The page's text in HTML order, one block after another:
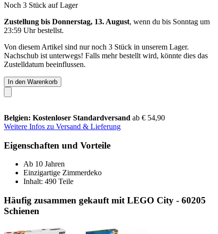
Noch 3 Stück auf Lager
Zustellung bis Donnerstag, 13. August, wenn du bis Sonntag um
23:59 Uhrbestellst.
Von diesem Artikel sind nur noch 3 Stück in unserem Lager.
Nachschub ist unterwegs! Falls mehr bestellt wird, könnte dies das
Zustelldatum beeinflussen.
In den Warenkorb
Belgien: Kostenloser Standardversand ab € 54,90
Weitere Infos zu Versand & Lieferung
Eigenschaften und Vorteile
Ab 10 Jahren
Einzigartige Zimmerdeko
Inhalt: 490 Teile
Häufig zusammen gekauft mit LEGO City - 60205
Schienen